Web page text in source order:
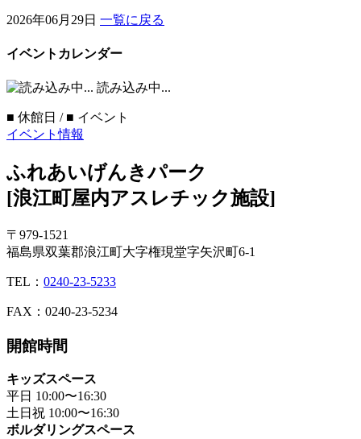
2026年06月29日 一覧に戻る
イベントカレンダー
読み込み中...
■ 休館日 / ■ イベント
イベント情報
ふれあいげんきパーク
[浪江町屋内アスレチック施設]
〒979-1521
福島県双葉郡浪江町大字権現堂字矢沢町6-1
TEL： 0240-23-5233
FAX：0240-23-5234
開館時間
キッズスペース
平日 10:00〜16:30
土日祝 10:00〜16:30
ボルダリングスペース